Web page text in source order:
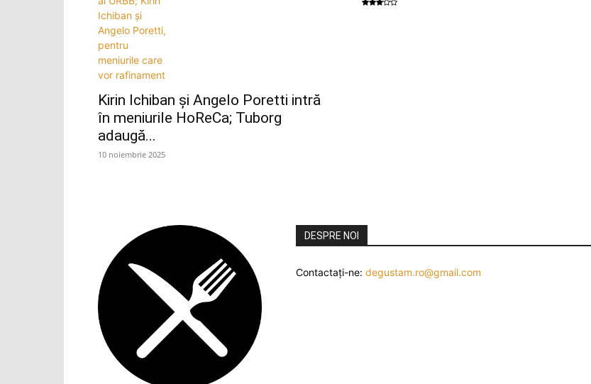
Kirin Ichiban și Angelo Poretti intră
în meniurile HoReCa; Tuborg
adaugă...
10 noiembrie 2025
DESPRE NOI
Contactați-ne: degustam.ro@gmail.com